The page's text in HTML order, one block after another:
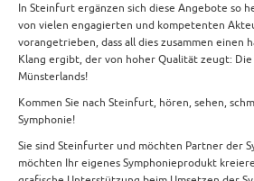
In Steinfurt ergänzen sich diese Angebote so
von vielen engagierten und kompetenten
vorangetrieben, dass all dies zusammen einen
Klang ergibt, der von hoher Qualität zeugt: Die
Münsterlands!
Kommen Sie nach Steinfurt, hören, sehen,
Symphonie!
Sie sind Steinfurter und möchten Partner der
möchten Ihr eigenes Symphonieprodukt